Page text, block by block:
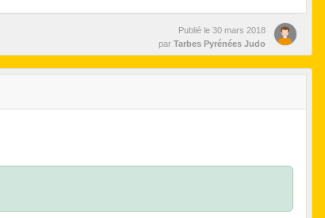
Publié le 30 mars 2018
par Tarbes Pyrénées Judo